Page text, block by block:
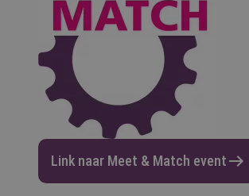
Link naar Meet & Match event